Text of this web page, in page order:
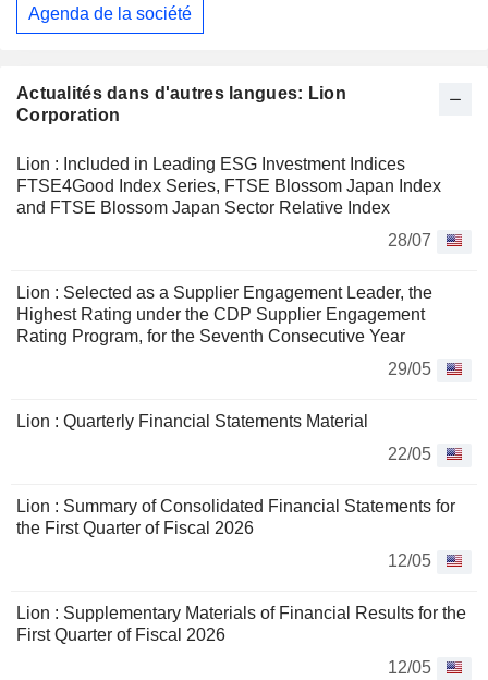
Actualités dans d'autres langues: Lion
Corporation
Lion : Included in Leading ESG Investment Indices
FTSE4Good Index Series, FTSE Blossom Japan Index
and FTSE Blossom Japan Sector Relative Index
28/07
Lion : Selected as a Supplier Engagement Leader, the
Highest Rating under the CDP Supplier Engagement
Rating Program, for the Seventh Consecutive Year
29/05
Lion : Quarterly Financial Statements Material
22/05
Lion : Summary of Consolidated Financial Statements for
the First Quarter of Fiscal 2026
12/05
Lion : Supplementary Materials of Financial Results for the
First Quarter of Fiscal 2026
12/05
Agenda de la société